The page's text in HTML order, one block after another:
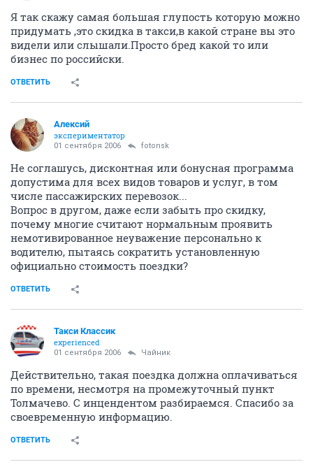
Я так скажу самая большая глупость которую можно
придумать ,это скидка в такси,в какой стране вы это
видели или слышали.Просто бред какой то или
бизнес по российски.
ОТВЕТИТЬ
Алексий
экспериментатор
01 сентября 2006 fotonsk
Не соглашусь, дисконтная или бонусная программа
допустима для всех видов товаров и услуг, в том
числе пассажирских перевозок...
Вопрос в другом, даже если забыть про скидку,
почему многие считают нормальным проявить
немотивированное неуважение персонально к
водителю, пытаясь сократить установленную
официально стоимость поездки?
ОТВЕТИТЬ
Такси Классик
experienced
01 сентября 2006 Чайник
Действительно, такая поездка должна оплачиваться
по времени, несмотря на промежуточный пункт
Толмачево. С инцендентом разбираемся. Спасибо за
своевременную информацию.
ОТВЕТИТЬ